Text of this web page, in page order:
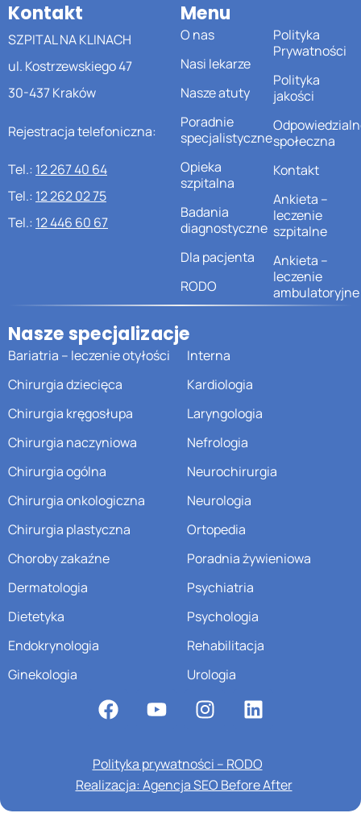
Kontakt
SZPITAL NA KLINACH
ul. Kostrzewskiego 47
30-437 Kraków
Rejestracja telefoniczna:
Tel.: 12 267 40 64
Tel.: 12 262 02 75
Tel.: 12 446 60 67
Menu
O nas
Nasi lekarze
Nasze atuty
Poradnie
specjalistyczne
Opieka
szpitalna
Badania
diagnostyczne
Dla pacjenta
RODO
Polityka
Prywatności
Polityka
jakości
społeczna
Kontakt
Ankieta –
leczenie
szpitalne
Ankieta –
leczenie
ambulatoryjne
Nasze specjalizacje
Bariatria – leczenie otyłości
Chirurgia dziecięca
Chirurgia kręgosłupa
Chirurgia naczyniowa
Chirurgia ogólna
Chirurgia onkologiczna
Chirurgia plastyczna
Choroby zakaźne
Dermatologia
Dietetyka
Endokrynologia
Ginekologia
Interna
Kardiologia
Laryngologia
Nefrologia
Neurochirurgia
Neurologia
Ortopedia
Poradnia żywieniowa
Psychiatria
Psychologia
Rehabilitacja
Urologia
Polityka prywatności – RODO
Realizacja: Agencja SEO Before After